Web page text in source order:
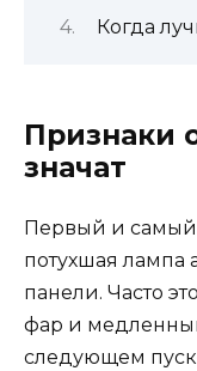
Когда
Признаки
значат
Первый и
потухшая лампа
панели. Часто
фар и
следующем